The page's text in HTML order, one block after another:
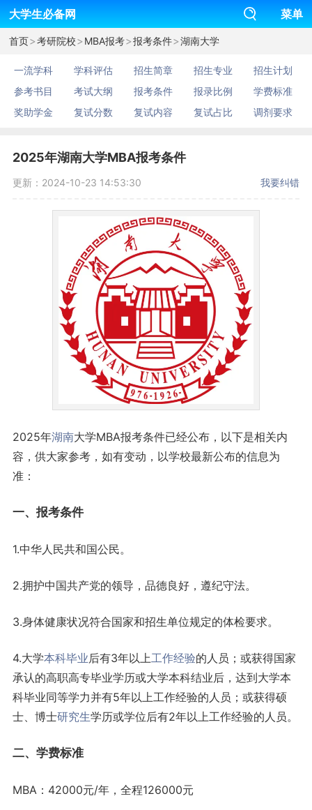
大学生必备网 菜单
首页>考研院校>MBA报考>报考条件>湖南大学
一流学科 学科评估 招生简章 招生专业
招生计划
参考书目
考试大纲 报考条件 报录比例
学费标准
奖助学金
复试分数 复试内容 复试占比 调剂要求
2025年湖南大学MBA报考条件
更新：2024-10-23 14:53:30 我要纠错
2025年湖南大学MBA报考条件已经公布，以下是相关内
容，供大家参考，如有变动，以学校最新公布的信息为
准：
一、报考条件
1.中华人民共和国公民。
2.拥护中国共产党的领导，品德良好，遵纪守法。
3.身体健康状况符合国家和招生单位规定的体检要求。
4.大学本科毕业后有3年以上工作经验的人员；或获得国家
承认的高职高专毕业学历或大学本科结业后，达到大学本
科毕业同等学力并有5年以上工作经验的人员；或获得硕
士、博士研究生学历或学位后有2年以上工作经验的人员。
二、 学费标准
MBA：42000元/年，全程126000元